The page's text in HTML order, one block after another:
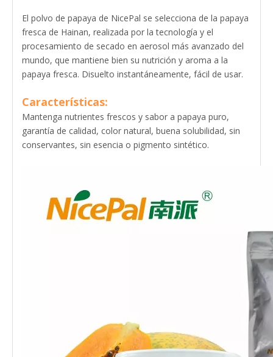
El polvo de papaya de NicePal se selecciona de la papaya
fresca de Hainan, realizada por la tecnología y el
procesamiento de secado en aerosol más avanzado del
mundo, que mantiene bien su nutrición y aroma a la
papaya fresca. Disuelto instantáneamente, fácil de usar.
Características:
Mantenga nutrientes frescos y sabor a papaya puro,
garantía de calidad, color natural, buena solubilidad, sin
conservantes, sin esencia o pigmento sintético.